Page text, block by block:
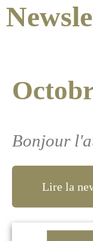
Bonjour
Lire la